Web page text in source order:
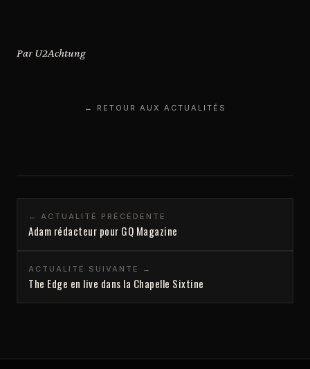
Par U2Achtung
← RETOUR AUX ACTUALITÉS
← ACTUALITÉ PRÉCÉDENTE
Adam rédacteur pour GQ Magazine
ACTUALITÉ SUIVANTE →
The Edge en live dans la Chapelle Sixtine